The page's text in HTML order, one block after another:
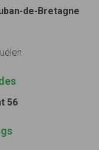
de-Bretagne
56